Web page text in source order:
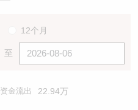
12个月
至
资金流出 22.94万